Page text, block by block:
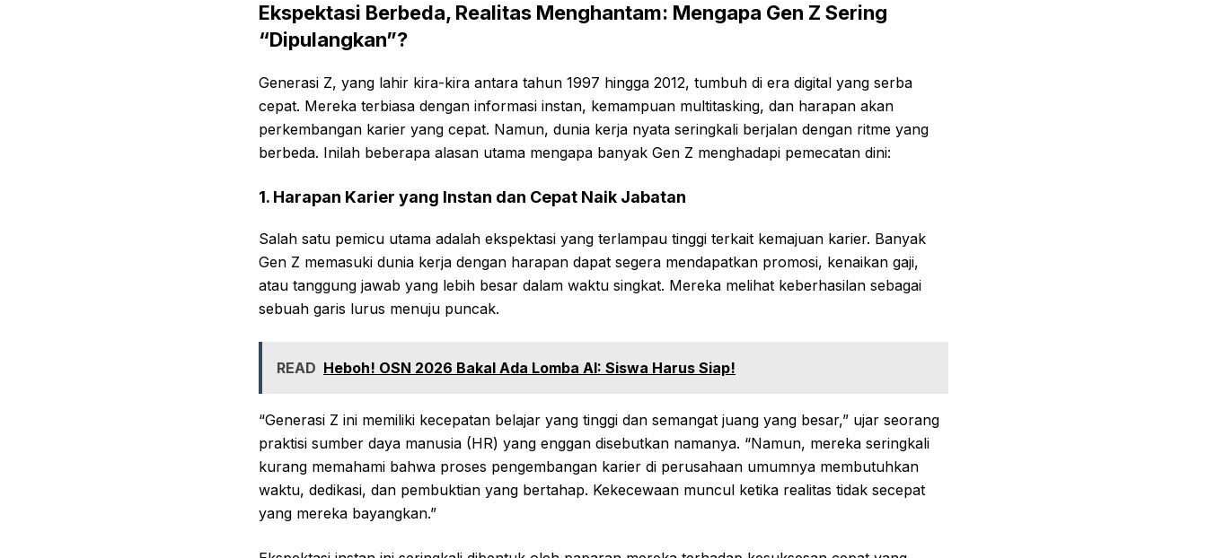
Ekspektasi Berbeda, Realitas Menghantam: Mengapa Gen Z Sering
“Dipulangkan”?
Generasi Z, yang lahir kira-kira antara tahun 1997 hingga 2012, tumbuh di era digital yang serba
cepat. Mereka terbiasa dengan informasi instan, kemampuan multitasking, dan harapan akan
perkembangan karier yang cepat. Namun, dunia kerja nyata seringkali berjalan dengan ritme yang
berbeda. Inilah beberapa alasan utama mengapa banyak Gen Z menghadapi pemecatan dini:
1. Harapan Karier yang Instan dan Cepat Naik Jabatan
Salah satu pemicu utama adalah ekspektasi yang terlampau tinggi terkait kemajuan karier. Banyak
Gen Z memasuki dunia kerja dengan harapan dapat segera mendapatkan promosi, kenaikan gaji,
atau tanggung jawab yang lebih besar dalam waktu singkat. Mereka melihat keberhasilan sebagai
sebuah garis lurus menuju puncak.
READ Heboh! OSN 2026 Bakal Ada Lomba AI: Siswa Harus Siap!
“Generasi Z ini memiliki kecepatan belajar yang tinggi dan semangat juang yang besar,” ujar seorang
praktisi sumber daya manusia (HR) yang enggan disebutkan namanya. “Namun, mereka seringkali
kurang memahami bahwa proses pengembangan karier di perusahaan umumnya membutuhkan
waktu, dedikasi, dan pembuktian yang bertahap. Kekecewaan muncul ketika realitas tidak secepat
yang mereka bayangkan.”